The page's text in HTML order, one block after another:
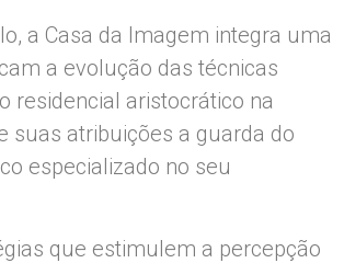
a Casa da Imagem integra uma
a evolução das técnicas
residencial aristocrático na
suas atribuições a guarda do
especializado no seu
que estimulem a percepção